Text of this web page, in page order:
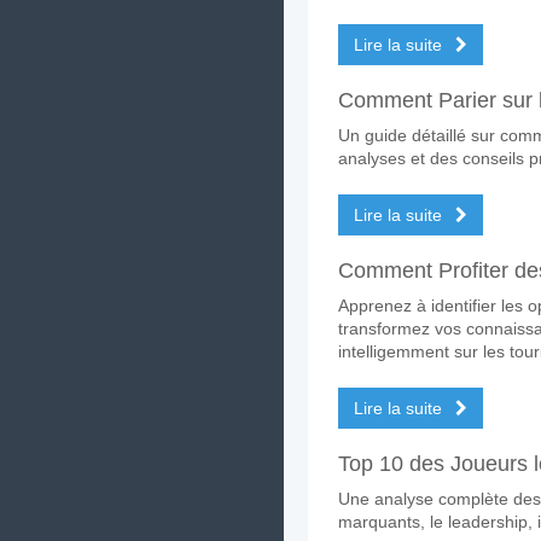
Les deux équipes
Oui pour Les Deux
Quel sera le résultat
Sur le côté risqué, vous
Lire la suite
Comment Parier
Un guide détaillé sur
analyses et des conseils
Lire la suite
Comment Profiter
Apprenez à identifier les
transformez vos
intelligemment sur les
Lire la suite
Top 10 des Joueurs
Une analyse complète
marquants, le leadership,